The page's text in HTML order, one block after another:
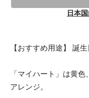
日本
【おすすめ用途】 誕
「マイハート」は黄
アレンジ。